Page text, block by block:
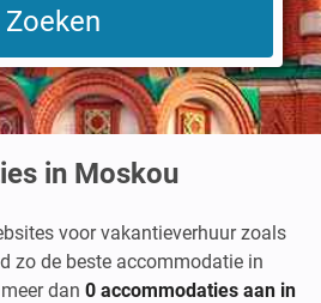
in Moskou
voor vakantieverhuur zoals
zo de beste accommodatie in
dan 0 accommodaties aan in